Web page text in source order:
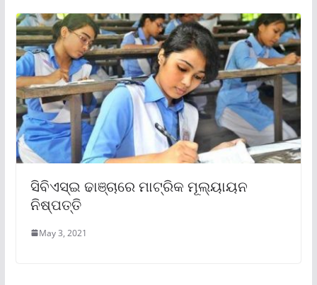
ସିବିଏସ୍ଇ ଢାଞ୍ଚାରେ ମାଟ୍ରିକ ମୂଲ୍ୟାୟନ
ନିଷ୍ପତ୍ତି
May 3, 2021